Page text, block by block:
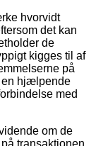
hvorvidt
det kan
de
kigges til af
på
en hjælpende
med
om de
transaktionen,